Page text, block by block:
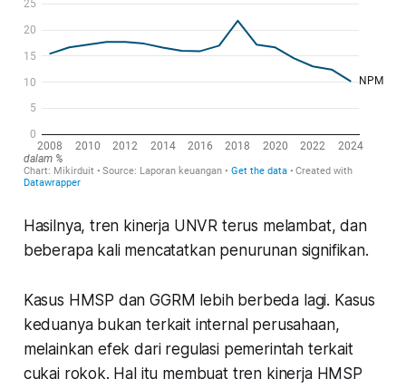
Hasilnya, tren kinerja UNVR terus melambat, dan
beberapa kali mencatatkan penurunan signifikan.
Kasus HMSP dan GGRM lebih berbeda lagi. Kasus
keduanya bukan terkait internal perusahaan,
melainkan efek dari regulasi pemerintah terkait
cukai rokok. Hal itu membuat tren kinerja HMSP